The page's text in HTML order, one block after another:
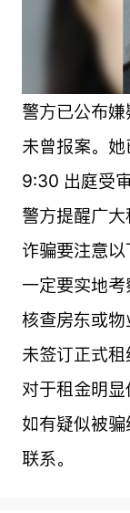
警方已公布
未曾报案。
9:30 出庭受审
警方提醒广
诈骗要注意以
一定要实地
核查房东或
未签订正式
对于租金明
如有疑似被
联系。